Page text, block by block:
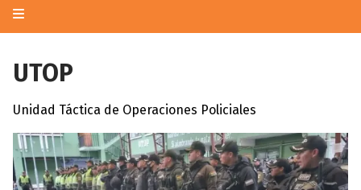
UTOP
Unidad Táctica de Operaciones Policiales